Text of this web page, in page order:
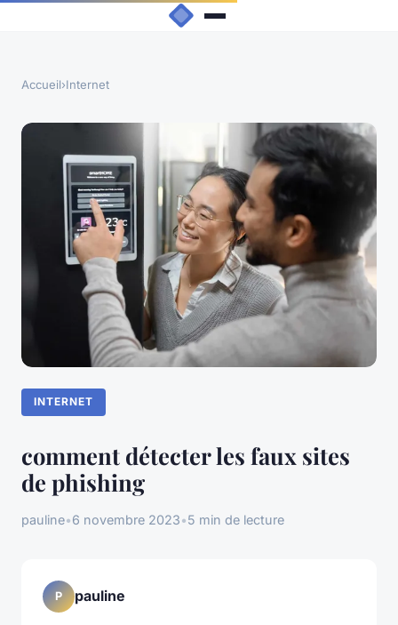
Accueil›Internet
INTERNET
comment détecter les faux sites
de phishing
pauline•6 novembre 2023•5 min de lecture
P pauline